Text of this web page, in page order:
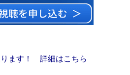
ます！ 詳細はこちら